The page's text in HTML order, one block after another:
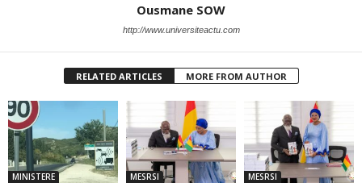
Ousmane SOW
http://www.universiteactu.com
RELATED ARTICLES MORE FROM AUTHOR
MINISTERE MESRSI MESRSI